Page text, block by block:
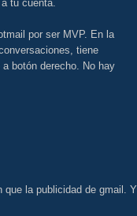
tu cuenta.
por ser MVP. En la
tiene
botón derecho. No hay
la publicidad de gmail. Y